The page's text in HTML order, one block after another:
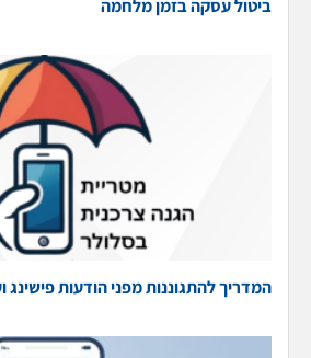
ביטול עסקה בזמן מלחמה
המדריך להתגוננות מפני הודעות פישינג